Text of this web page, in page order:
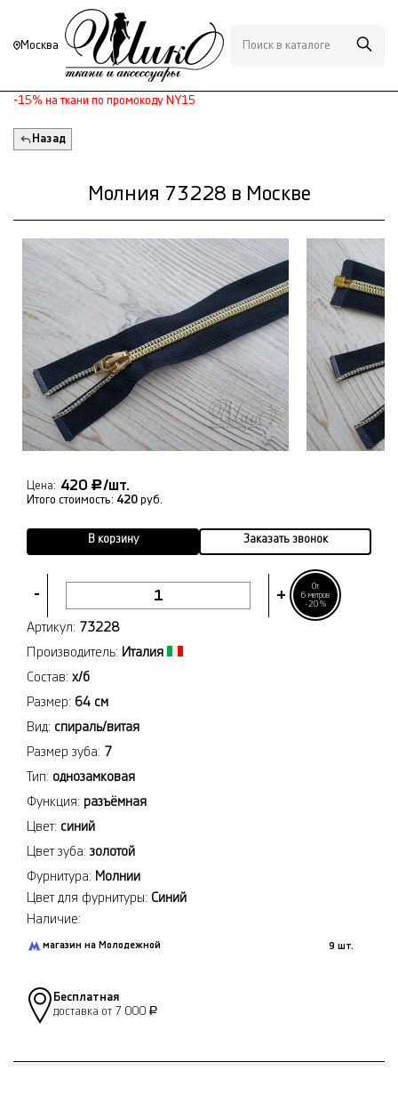
Москва
-15% на ткани по промокоду NY15
Назад
Молния 73228 в Москве
- +
От
6 метров
-20%
Цена: 420 Р/шт.
Итого стоимость: 420 руб.
В корзину Заказать звонок
Артикул: 73228
Производитель: Италия
Состав: х/б
Размер: 64 см
Вид: спираль/витая
Размер зуба: 7
Тип: однозамковая
Функция: разъёмная
Цвет: синий
Цвет зуба: золотой
Фурнитура: Молнии
Цвет для фурнитуры: Синий
Наличие:
магазин на Молодежной 9 шт.
Бесплатная
доставка от 7 000 Р